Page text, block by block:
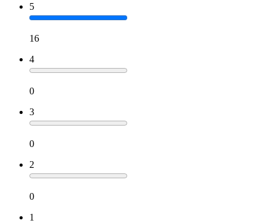
5
16
4
0
3
0
2
0
1